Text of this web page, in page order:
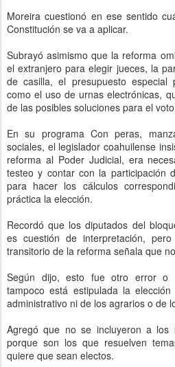
Moreira cuestionó en ese sentido
Constitución se va a aplicar.
Subrayó asimismo que la reforma
el extranjero para elegir jueces, la
de casilla, el presupuesto
como el uso de urnas electrónicas,
de las posibles soluciones para el
En su programa Con peras,
sociales, el legislador coahuilense
reforma al Poder Judicial, era
testeo y contar con la participación
para hacer los cálculos
práctica la elección.
Recordó que los diputados del
es cuestión de interpretación,
transitorio de la reforma señala que
Según dijo, esto fue otro error o
tampoco está estipulada la
administrativo ni de los agrarios o de
Agregó que no se incluyeron a los
porque son los que resuelven
quiere que sean electos.